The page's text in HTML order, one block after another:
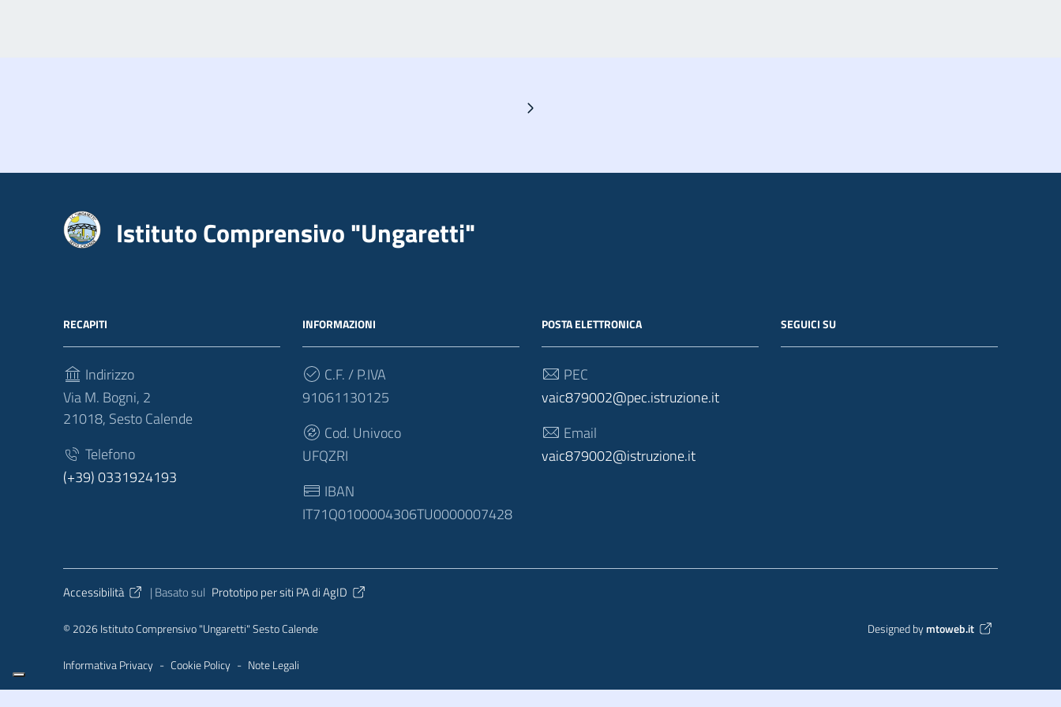
Pagina successiva
Istituto Comprensivo "Ungaretti"
RECAPITI
Indirizzo
Via M. Bogni, 2
21018, Sesto Calende
Telefono
(+39) 0331924193
INFORMAZIONI
C.F. / P.IVA
91061130125
Cod. Univoco
UFQZRI
IBAN
IT71Q0100004306TU0000007428
POSTA ELETTRONICA
PEC
vaic879002@pec.istruzione.it
Email
vaic879002@istruzione.it
SEGUICI SU
Sezione Link Utili
Accessibilità | Basato sul Prototipo per siti PA di AgID
© 2026 Istituto Comprensivo "Ungaretti" Sesto Calende
Informativa Privacy - Cookie Policy - Note Legali
Designed by mtoweb.it